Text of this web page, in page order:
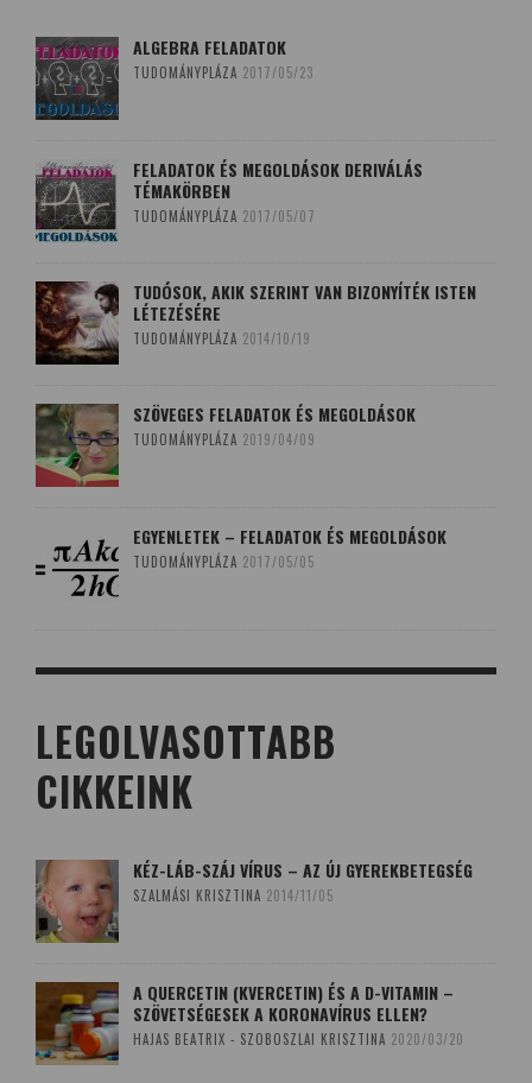
ALGEBRA FELADATOK
TUDOMÁNYPLÁZA 2017/05/23
FELADATOK ÉS MEGOLDÁSOK DERIVÁLÁS
TÉMAKÖRBEN
TUDOMÁNYPLÁZA 2017/05/07
TUDÓSOK, AKIK SZERINT VAN BIZONYÍTÉK ISTEN
LÉTEZÉSÉRE
TUDOMÁNYPLÁZA 2014/10/19
SZÖVEGES FELADATOK ÉS MEGOLDÁSOK
TUDOMÁNYPLÁZA 2019/04/09
EGYENLETEK – FELADATOK ÉS MEGOLDÁSOK
TUDOMÁNYPLÁZA 2017/05/05
LEGOLVASOTTABB
CIKKEINK
KÉZ-LÁB-SZÁJ VÍRUS – AZ ÚJ GYEREKBETEGSÉG
SZALMÁSI KRISZTINA 2014/11/05
A QUERCETIN (KVERCETIN) ÉS A D-VITAMIN –
SZÖVETSÉGESEK A KORONAVÍRUS ELLEN?
HAJAS BEATRIX - SZOBOSZLAI KRISZTINA 2020/03/20